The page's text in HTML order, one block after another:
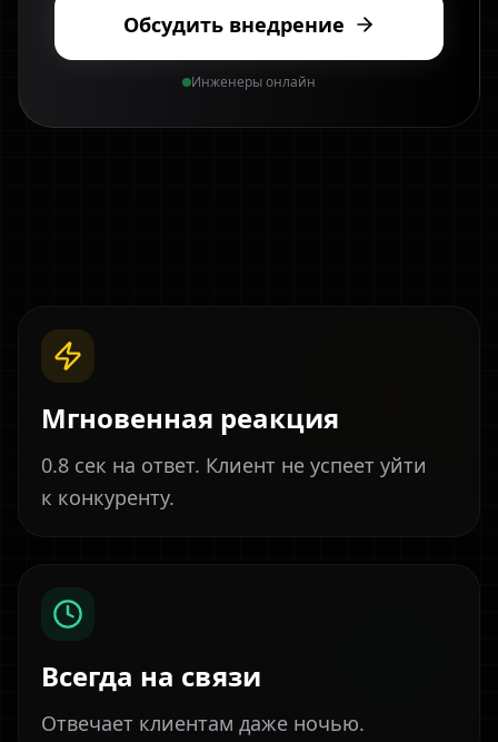
Обсудить внедрение
Инженеры онлайн
Мгновенная реакция
0.8 сек на ответ. Клиент не успеет уйти
к конкуренту.
Всегда на связи
Отвечает клиентам даже ночью.